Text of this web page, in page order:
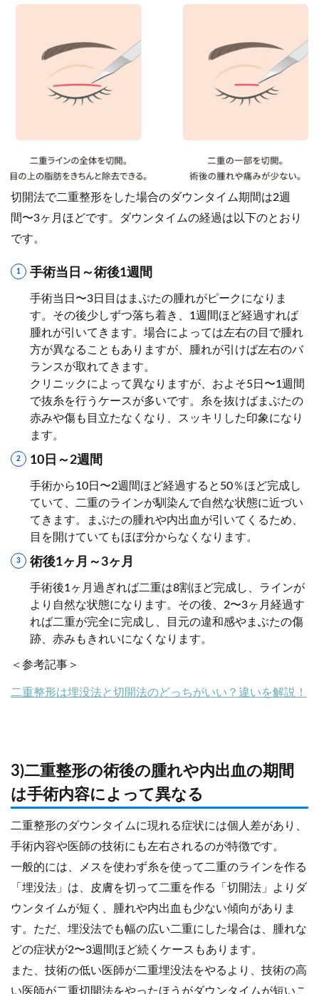
切開法で二重整形をした場合のダウンタイム期間は2週
間〜3ヶ月ほどです。ダウンタイムの経過は以下のとおり
です。
手術当日～術後1週間
手術当日〜3日目はまぶたの腫れがピークになりま
す。その後少しずつ落ち着き、1週間ほど経過すれば
腫れが引いてきます。場合によっては左右の目で腫れ
方が異なることもありますが、腫れが引けば左右のバ
ランスが取れてきます。
クリニックによって異なりますが、およそ5日〜1週間
で抜糸を行うケースが多いです。糸を抜けばまぶたの
赤みや傷も目立たなくなり、スッキリした印象になり
ます。
10日～2週間
手術から10日〜2週間ほど経過すると50％ほど完成し
ていて、二重のラインが馴染んで自然な状態に近づい
てきます。まぶたの腫れや内出血が引いてくるため、
目を開けていてもほぼ分からなくなります。
術後1ヶ月～3ヶ月
手術後1ヶ月過ぎれば二重は8割ほど完成し、ラインが
より自然な状態になります。その後、2〜3ヶ月経過す
れば二重が完全に完成し、目元の違和感やまぶたの傷
跡、赤みもきれいになくなります。
＜参考記事＞
二重整形は埋没法と切開法のどっちがいい？違いを解説！
3)二重整形の術後の腫れや内出血の期間
は手術内容によって異なる
二重整形のダウンタイムに現れる症状には個人差があり、
手術内容や医師の技術にも左右されるのが特徴です。
一般的には、メスを使わず糸を使って二重のラインを作る
「埋没法」は、皮膚を切って二重を作る「切開法」よりダ
ウンタイムが短く、腫れや内出血も少ない傾向がありま
す。ただ、埋没法でも幅の広い二重にした場合は、腫れな
どの症状が2〜3週間ほど続くケースもあります。
また、技術の低い医師が二重埋没法をやるより、技術の高
い医師が二重切開法をやったほうがダウンタイムが短いこ